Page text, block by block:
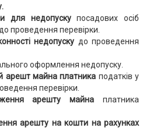
для недопускупосадових осіб
проведення перевірки.
недопуску до проведення
оформлення недопуску.
арешт майна платника податків у
перевірки.
арешту майнаплатника
арешту на кошти на рахунках